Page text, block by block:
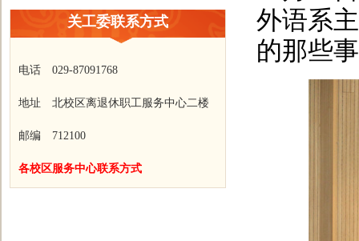
关工委联系方式
电话 029-87091768
地址 北校区离退休职工服务中心二楼
邮编 712100
各校区服务中心联系方式
外语系
的那些